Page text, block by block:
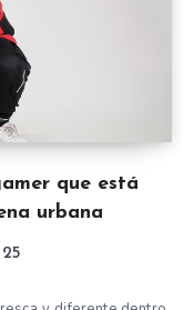
que está
urbana